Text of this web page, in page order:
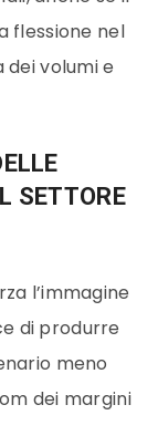
flessione nel
volumi e
SETTORE
l’immagine
di produrre
meno
dei margini